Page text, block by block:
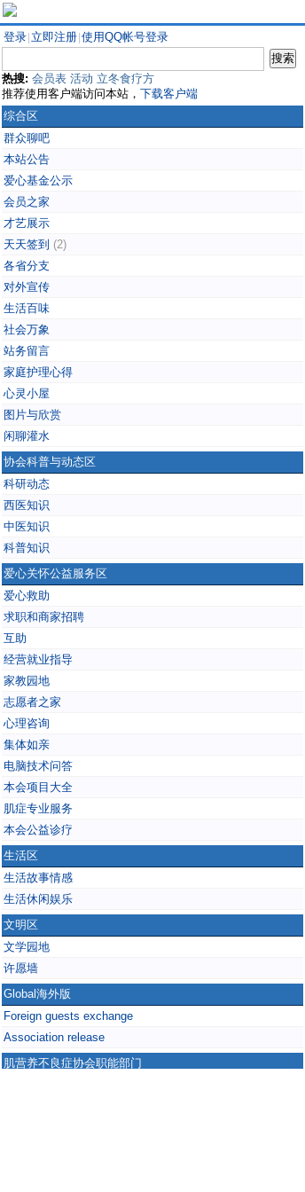
登录 立即注册 使用QQ帐号登录
热搜: 会员表 活动 立冬食疗方
推荐使用客户端访问本站， 下载客户端
综合区
群众聊吧
本站公告
爱心基金公示
会员之家
才艺展示
天天签到 (2)
各省分支
对外宣传
生活百味
社会万象
站务留言
家庭护理心得
心灵小屋
图片与欣赏
闲聊灌水
协会科普与动态区
科研动态
西医知识
中医知识
科普知识
爱心关怀公益服务区
爱心救助
求职和商家招聘
互助
经营就业指导
家教园地
志愿者之家
心理咨询
集体如亲
电脑技术问答
本会项目大全
肌症专业服务
本会公益诊疗
生活区
生活故事情感
生活休闲娱乐
文明区
文学园地
许愿墙
Global海外版
Foreign guests exchange
Association release
肌营养不良症协会职能部门